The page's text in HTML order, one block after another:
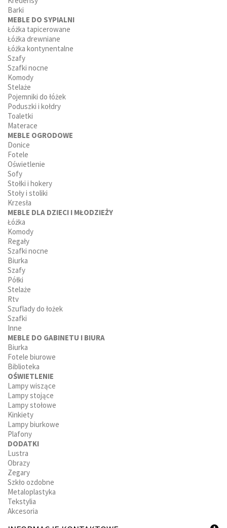
Barki
MEBLE DO SYPIALNI
Łóżka tapicerowane
Łóżka drewniane
Łóżka kontynentalne
Szafy
Szafki nocne
Komody
Stelaże
Pojemniki do łóżek
Poduszki i kołdry
Toaletki
Materace
MEBLE OGRODOWE
Donice
Fotele
Oświetlenie
Sofy
Stołki i hokery
Stoły i stoliki
Krzesła
MEBLE DLA DZIECI I MŁODZIEŻY
Łóżka
Komody
Regały
Szafki nocne
Biurka
Szafy
Półki
Stelaże
Rtv
Szuflady do łożek
Szafki
Inne
MEBLE DO GABINETU I BIURA
Biurka
Fotele biurowe
Biblioteka
OŚWIETLENIE
Lampy wiszące
Lampy stojące
Lampy stołowe
Kinkiety
Lampy biurkowe
Plafony
DODATKI
Lustra
Obrazy
Zegary
Szkło ozdobne
Metaloplastyka
Tekstylia
Akcesoria